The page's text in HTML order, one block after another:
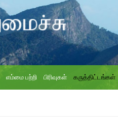
எம்மை பற்றி பிரிவுகள் கருத்திட்டங்கள்